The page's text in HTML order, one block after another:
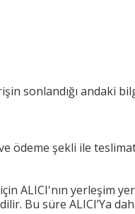
sonlandığı andaki
ödeme şekli ile
ALICI'nın yerleşim
Bu süre ALICI’Ya